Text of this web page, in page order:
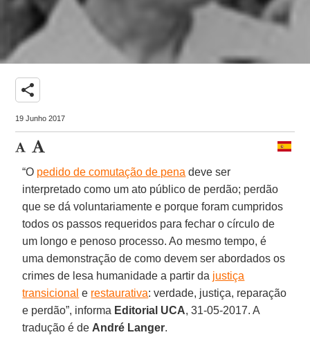
share
19 Junho 2017
“O pedido de comutação de pena deve ser
interpretado como um ato público de perdão; perdão
que se dá voluntariamente e porque foram cumpridos
todos os passos requeridos para fechar o círculo de
um longo e penoso processo. Ao mesmo tempo, é
uma demonstração de como devem ser abordados os
crimes de lesa humanidade a partir da justiça
transicional e restaurativa: verdade, justiça, reparação
e perdão”, informa Editorial UCA, 31-05-2017. A
tradução é de André Langer.